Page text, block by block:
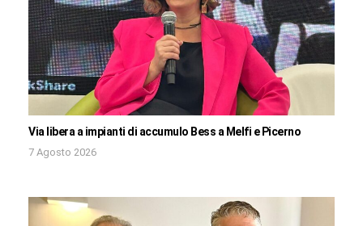
Via libera a impianti di accumulo Bess a Melfi e Picerno
7 Agosto 2026